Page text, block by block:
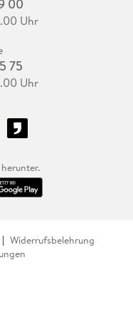
00
Uhr
75
Uhr
Widerrufsbelehrung